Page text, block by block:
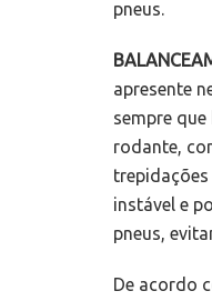
pneus.
apresente
sempre
rodante,
instável e
pneus,
De acordo